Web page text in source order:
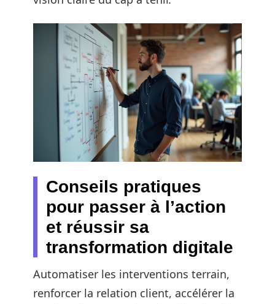
Conseils pratiques
pour passer à l’action
et réussir sa
transformation digitale
Automatiser les interventions terrain,
renforcer la relation client, accélérer la